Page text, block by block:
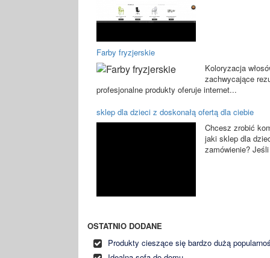
Farby fryzjerskie
Koloryzacja
zachwycające
profesjonalne produkty oferuje internet...
sklep dla dzieci z doskonałą ofertą dla ciebie
Chcesz zrobić
jaki sklep dla
zamówienie?
OSTATNIO DODANE
Produkty cieszące się bardzo dużą